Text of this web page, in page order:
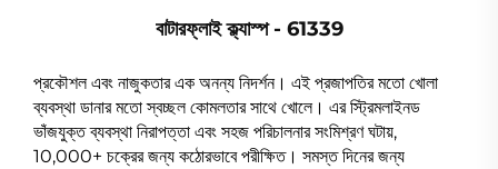
বাটারফ্লাই ক্ল্যাস্প - 61339
প্রকৌশল এবং নাজুকতার এক অনন্য নিদর্শন। এই প্রজাপতির মতো খোলা
ব্যবস্থা ডানার মতো স্বচ্ছল কোমলতার সাথে খোলে। এর স্ট্রিমলাইনড
ভাঁজযুক্ত ব্যবস্থা নিরাপত্তা এবং সহজ পরিচালনার সংমিশ্রণ ঘটায়,
10,000+ চক্রের জন্য কঠোরভাবে পরীক্ষিত। সমস্ত দিনের জন্য